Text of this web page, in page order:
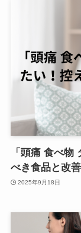
「頭痛 食べ物
べき食品と改
2025年9月18日